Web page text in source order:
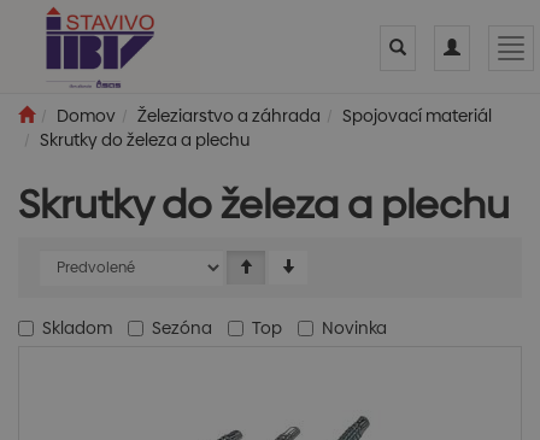
Toggle
Toggle
Domov
Železiarstvo a záhrada
Spojovací materiál
Skrutky do železa a plechu
Skrutky do železa a plechu
Skladom Sezóna Top Novinka